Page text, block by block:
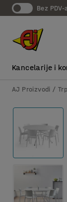
bez PDV-
Kancelarije i
AJ Proizvodi